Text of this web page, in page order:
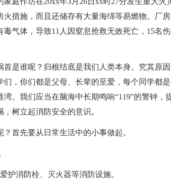
火措施，而且还储存有大量海绵等易燃物。厂
气体，导致11人因窒息抢救无效死亡，15名
是谁呢？归根结底是我们人类本身。究其原
，你们都是父母、长辈的至爱，每个同学都
。我们应当在脑海中长期鸣响“119”的警钟，
树立起消防安全的意识。
首先要从日常生活中的小事做起。
护消防栓、灭火器等消防设施。